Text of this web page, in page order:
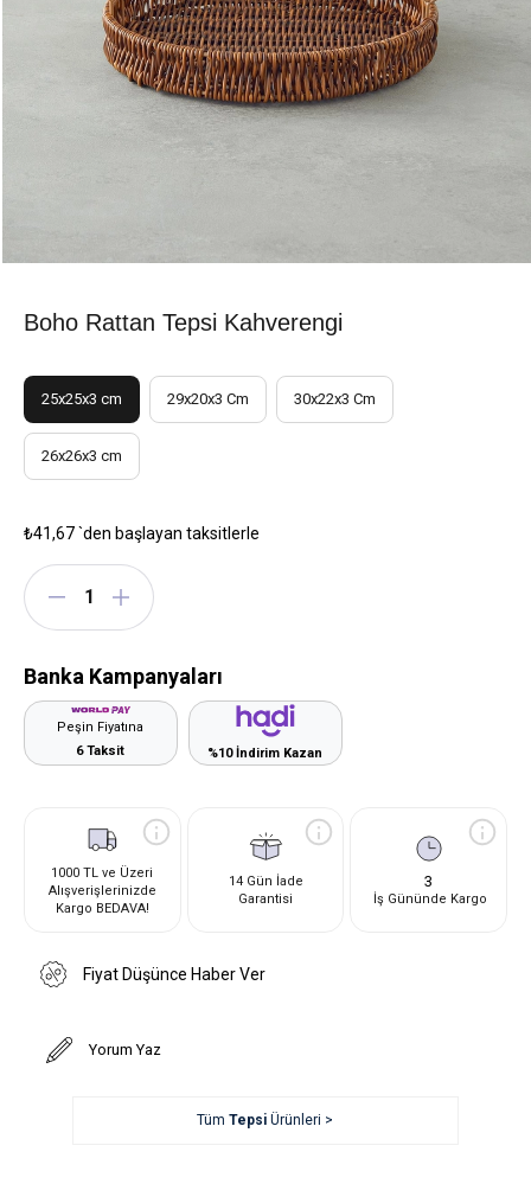
Boho Rattan Tepsi Kahverengi
25x25x3 cm 29x20x3 Cm 30x22x3 Cm
26x26x3 cm
₺41,67`den başlayan taksitlerle
Banka Kampanyaları
Peşin Fiyatına
6 Taksit
%10 İndirim Kazan
1000 TL ve Üzeri
Alışverişlerinizde
Kargo BEDAVA!
14 Gün İade
Garantisi
3
İş Gününde Kargo
Fiyat Düşünce Haber Ver
Yorum Yaz
TümTepsi Ürünleri >